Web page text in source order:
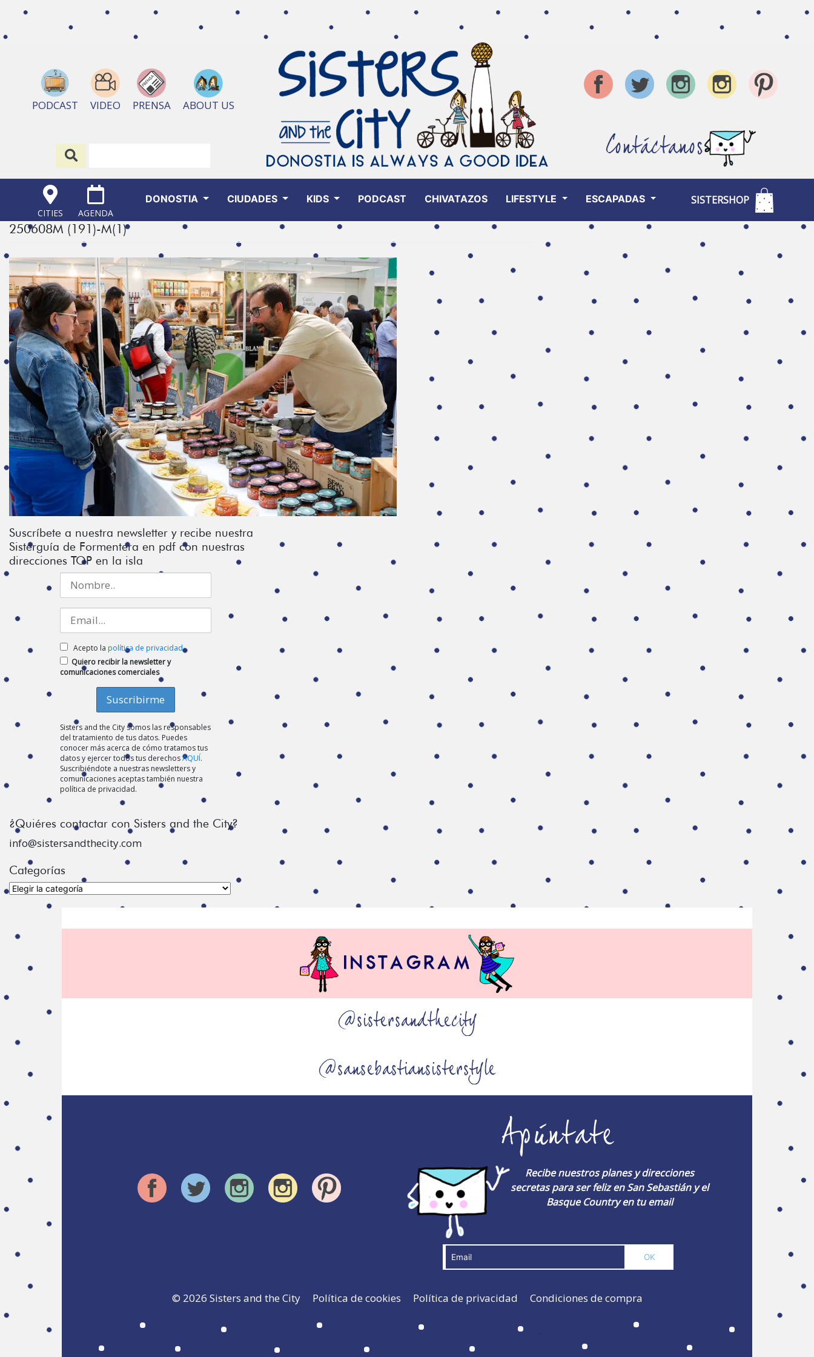
PODCAST VIDEO PRENSA ABOUT US
Contáctanos
CITIES AGENDA
DONOSTIA CIUDADES KIDS PODCAST CHIVATAZOS LIFESTYLE ESCAPADAS SISTERSHOP
250608M (191)-M(1)
Suscríbete a nuestra newsletter y recibe nuestra
Sisterguía de Formentera en pdf con nuestras
direcciones TOP en la isla
Acepto la política de privacidad
Quiero recibir la newsletter y
comunicaciones comerciales
Sisters and the City somos las responsables
del tratamiento de tus datos. Puedes
conocer más acerca de cómo tratamos tus
datos y ejercer todos tus derechosAQUÍ.
Suscribiéndote a nuestras newsletters y
comunicaciones aceptas también nuestra
política de privacidad.
¿Quiéres contactar con Sisters and the City?
info@sistersandthecity.com
Categorías
Categorías
@sistersandthecity
@sansebastiansisterstyle
Apúntate
Recibe nuestros planes y direcciones
secretas para ser feliz en San Sebastián y el
Basque Country en tu email
© 2026 Sisters and the City Política de cookies Política de privacidad Condiciones de compra